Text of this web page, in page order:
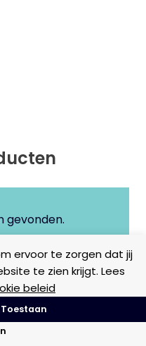
ervoor te zorgen dat jij
te zien krijgt. Lees
beleid
Toestaan
gevonden.